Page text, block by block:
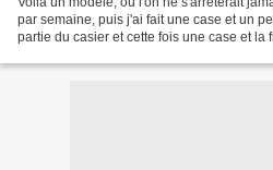
par semaine, puis j'ai fait une case et un
partie du casier et cette fois une case et la